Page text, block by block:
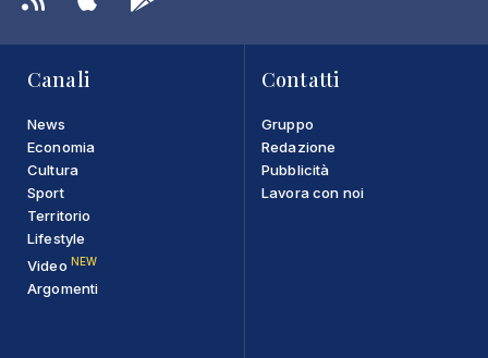
Canali
News
Economia
Cultura
Sport
Territorio
Lifestyle
Video NEW
Argomenti
Contatti
Gruppo
Redazione
Pubblicità
Lavora con noi